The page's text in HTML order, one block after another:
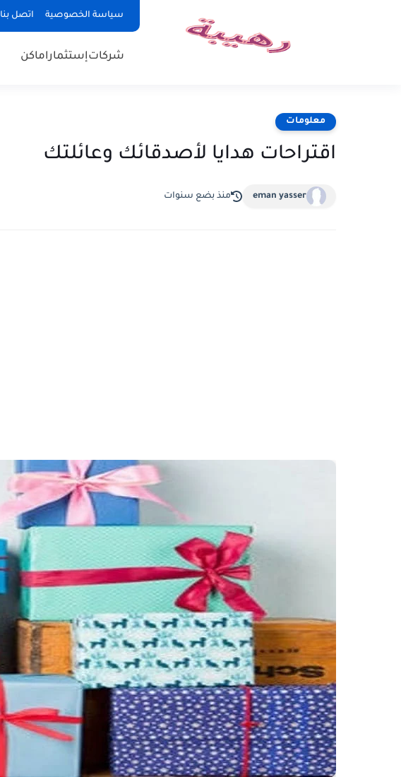
سياسة الخصوصية اتصل بنا
شركاتإستثماراماكن
معلومات
اقتراحات هدايا لأصدقائك وعائلتك
eman yasser منذ بضع سنوات